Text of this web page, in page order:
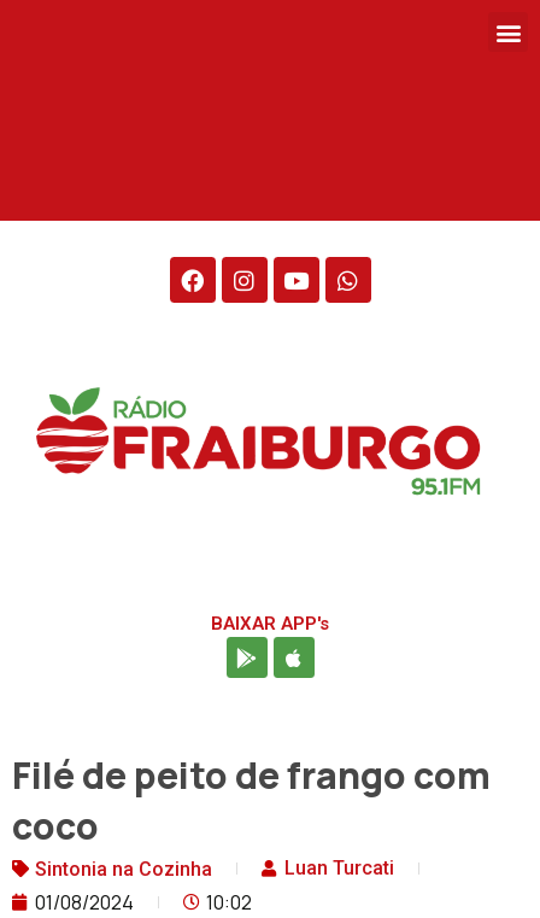
BAIXAR APP's
Filé de peito de frango com
coco
Sintonia na Cozinha Luan Turcati
01/08/2024 10:02